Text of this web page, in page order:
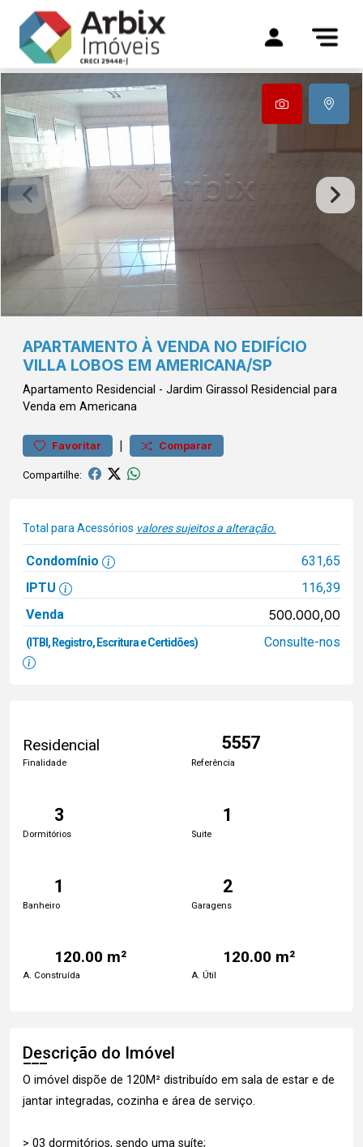
APARTAMENTO À VENDA NO EDIFÍCIO
VILLA LOBOS EM AMERICANA/SP
Apartamento Residencial - Jardim Girassol Residencial para
Venda em Americana
Favoritar | Comparar
Compartilhe:
Total para Acessórios valores sujeitos a alteração.
Condomínio
631,65
IPTU
116,39
Venda
500.000,00
(ITBI, Registro, Escritura e Certidões) Consulte-nos
Residencial
Finalidade
5557
Referência
3
Dormitórios
1
Suite
1
Banheiro
2
Garagens
120.00 m²
A. Construída
120.00 m²
A. Útil
Descrição do Imóvel
O imóvel dispõe de 120M² distribuído em sala de estar e de
jantar integradas, cozinha e área de serviço.
> 03 dormitórios, sendo uma suíte;